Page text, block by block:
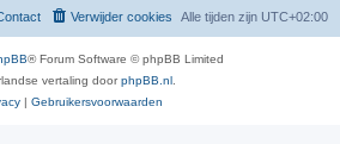
Alle tijden zijn UTC+02:00
Verwijder cookies
® Forum Software © phpBB Limited
vertaling doorphpBB.nl
| Gebruikersvoorwaarden